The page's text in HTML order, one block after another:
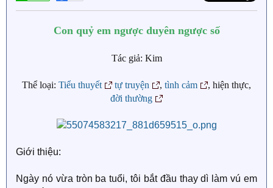
Con quỷ em ngược duyên ngược số
Tác giả: Kim
Thể loại: Tiểu thuyết tự truyện , tình cảm
, hiện thực,
đời thường
Giới thiệu:
Ngày nó vừa tròn ba tuổi, tôi bắt đầu thay dì làm vú em